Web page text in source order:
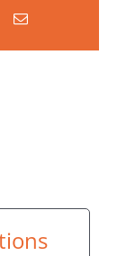
PinterestEmail